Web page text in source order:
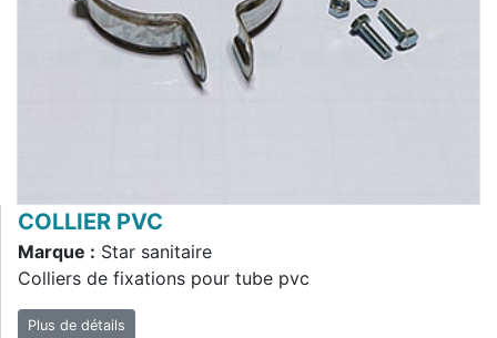
COLLIER PVC
Marque : Star sanitaire
Colliers de fixations pour tube pvc
Plus de détails